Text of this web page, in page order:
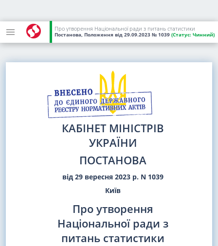
Про утворення Національної ради з питань статистики
Постанова, Положення від 29.09.2023 № 1039 (Статус: Чинний)
КАБІНЕТ МІНІСТРІВ
УКРАЇНИ
ПОСТАНОВА
від 29 вересня 2023 р. N 1039
Київ
Про утворення
Національної ради з
питань статистики